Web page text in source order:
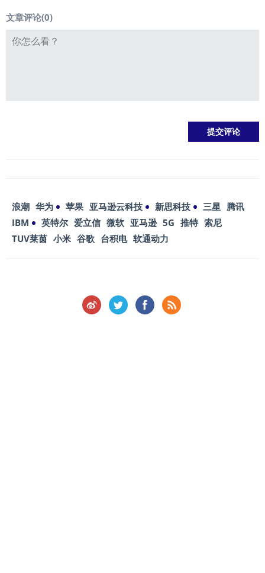
文章评论(0)
浪潮 华为 苹果 亚马逊云科技 新思科技 三星 腾讯
IBM
英特尔 爱立信 微软 亚马逊 5G 推特 索尼
TUV莱茵 小米 谷歌 台积电 软通动力